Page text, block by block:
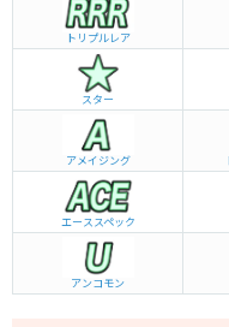
トリプルレア
スター
アメイジング
エーススペック
アンコモン